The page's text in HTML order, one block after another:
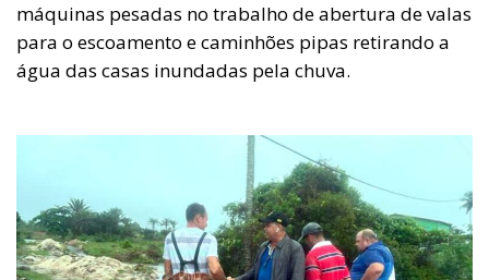
máquinas pesadas no trabalho de abertura de valas
para o escoamento e caminhões pipas retirando a
água das casas inundadas pela chuva.